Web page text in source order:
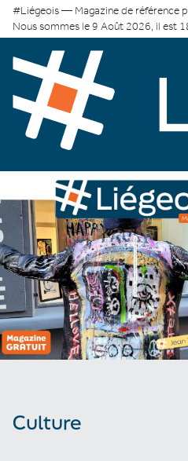
#Liégeois — Magazine de référence
Nous sommes le 9 Août 2026, il est
Culture